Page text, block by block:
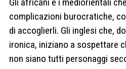
complicazioni burocratiche,
di accoglierli. Gli inglesi che,
ironica, iniziano a sospettare
non siano tutti personaggi